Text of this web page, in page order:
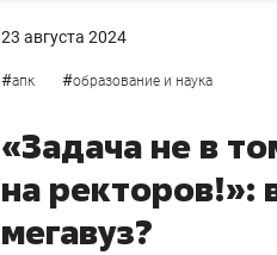
23 августа 2024
#апк #образование и наука
«Задача не в
на ректоров!»:
мегавуз?